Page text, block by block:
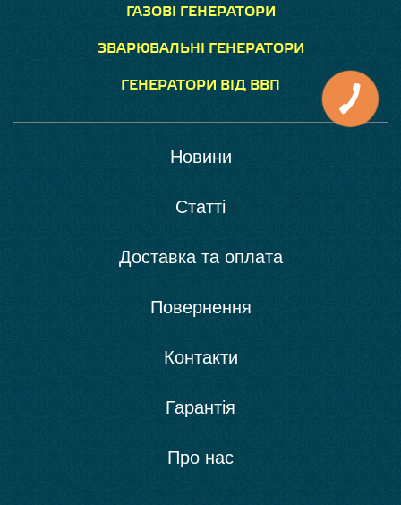
ГАЗОВІ ГЕНЕРАТОРИ
ЗВАРЮВАЛЬНІ ГЕНЕРАТОРИ
ГЕНЕРАТОРИ ВІД ВВП
Новини
Статті
Доставка та оплата
Повернення
Контакти
Гарантія
Про нас